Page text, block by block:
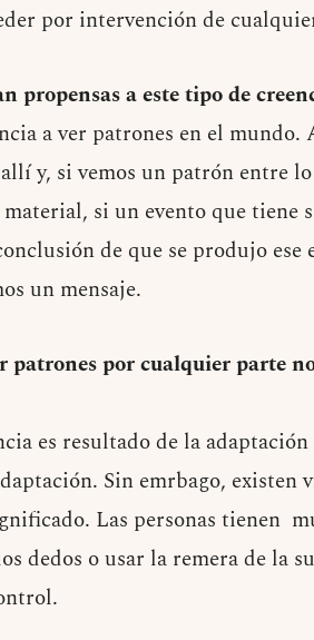
por intervención de
propensas a este tipo de
a ver patrones en el mundo.
y, si vemos un patrón entre
material, si un evento que
de que se produjo
un mensaje.
patrones por cualquier parte
es resultado de la
Sin emrbago, existen
Las personas tienen
dedos o usar la remera de la